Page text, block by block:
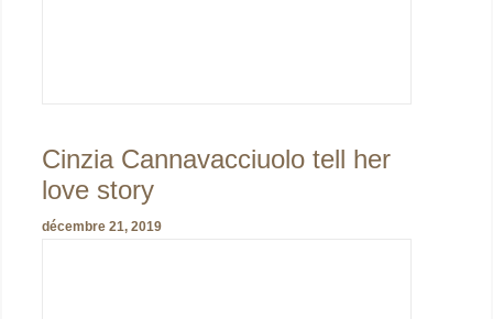
Cinzia Cannavacciuolo tell her
love story
décembre 21, 2019